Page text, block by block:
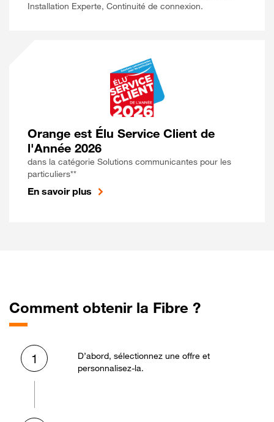
Installation Experte, Continuité de connexion.
Orange est Élu Service Client de
l'Année 2026
dans la catégorie Solutions communicantes pour les
particuliers**
En savoir plus
Comment obtenir la Fibre ?
1
D’abord, sélectionnez une offre et
personnalisez-la.